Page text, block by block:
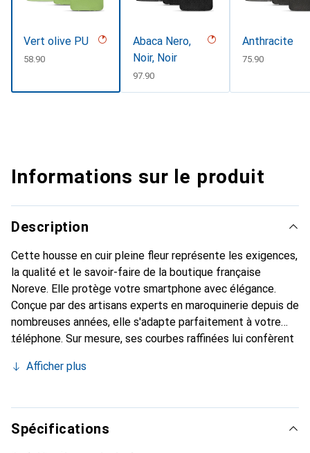
Vert olive PU
CHF
58.90
Abaca Nero,
Noir, Noir
CHF
97.90
Anthracite
CHF
75.90
Informations sur le produit
Description
Cette housse en cuir pleine fleur représente les exigences,
la qualité et le savoir-faire de la boutique française
Noreve. Elle protège votre smartphone avec élégance.
Conçue par des artisans experts en maroquinerie depuis de
nombreuses années, elle s'adapte parfaitement à votre
téléphone. Sur mesure, ses courbes raffinées lui confèrent
et indispensable de votre smartphone. Reconnaître
marque Noreve est un choix sûr pour une clientèle
exigeante.
Afficher plus
Spécifications